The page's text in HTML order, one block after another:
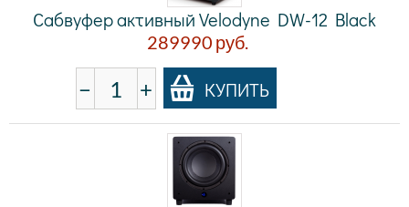
Сабвуфер активный Velodyne DW-12 Black
289990 руб.
− + КУПИТЬ